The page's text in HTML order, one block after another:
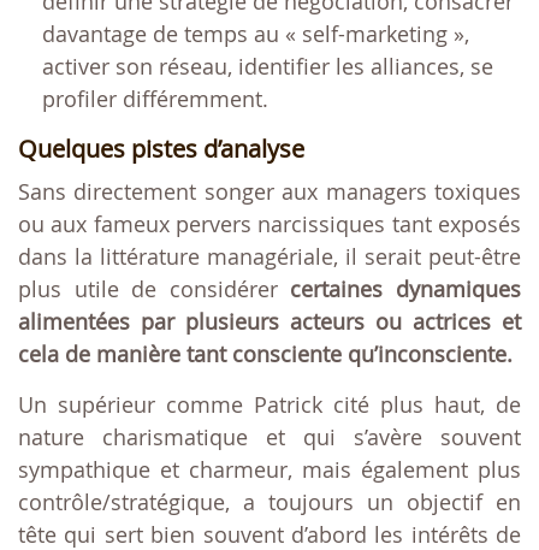
davantage de temps au « self-marketing »,
activer son réseau, identifier les alliances, se
profiler différemment.
Quelques pistes d’analyse
Sans directement songer aux managers toxiques
ou aux fameux pervers narcissiques tant exposés
dans la littérature managériale, il serait peut-être
plus utile de considérer certaines dynamiques
alimentées par plusieurs acteurs ou actrices et
cela de manière tant consciente qu’inconsciente.
Un supérieur comme Patrick cité plus haut, de
nature charismatique et qui s’avère souvent
sympathique et charmeur, mais également plus
contrôle/stratégique, a toujours un objectif en
tête qui sert bien souvent d’abord les intérêts de